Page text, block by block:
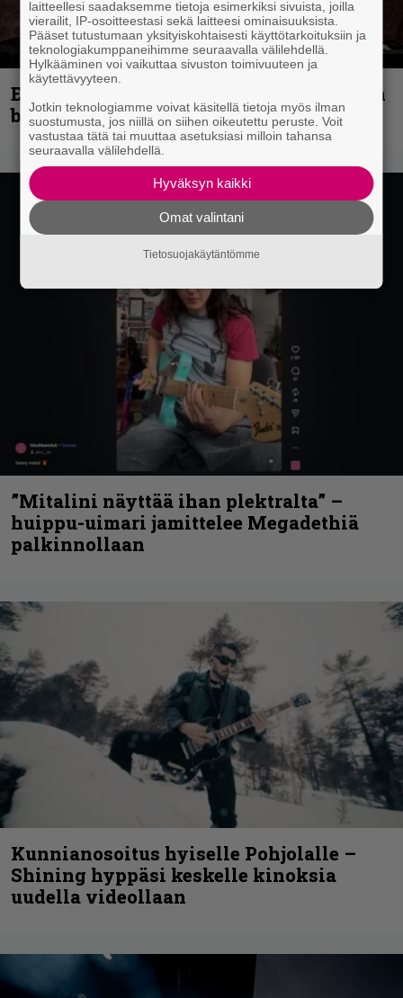
Espoon syyskuu käynnistyy kotimaisen
black metalin merkeissä
”Mitalini näyttää ihan plektralta” –
huippu-uimari jamittelee Megadethiä
palkinnollaan
Kunnianosoitus hyiselle Pohjolalle –
Shining hyppäsi keskelle kinoksia
uudella videollaan
laitteellesi saadaksemme tietoja esimerkiksi sivuista, joilla
vierailit, IP-osoitteestasi sekä laitteesi ominaisuuksista.
Pääset tutustumaan yksityiskohtaisesti käyttötarkoituksiin ja
teknologiakumppaneihimme seuraavalla välilehdellä.
Hylkääminen voi vaikuttaa sivuston toimivuuteen ja
käytettävyyteen.
Jotkin teknologiamme voivat käsitellä tietoja myös ilman
suostumusta, jos niillä on siihen oikeutettu peruste. Voit
vastustaa tätä tai muuttaa asetuksiasi milloin tahansa
seuraavalla välilehdellä.
Hyväksyn kaikki
Omat valintani
Tietosuojakäytäntömme